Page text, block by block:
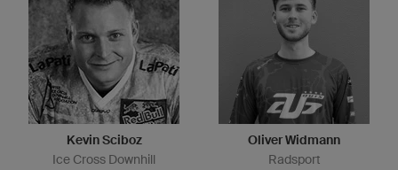
Kevin Sciboz
Ice Cross Downhill
Oliver Widmann
Radsport